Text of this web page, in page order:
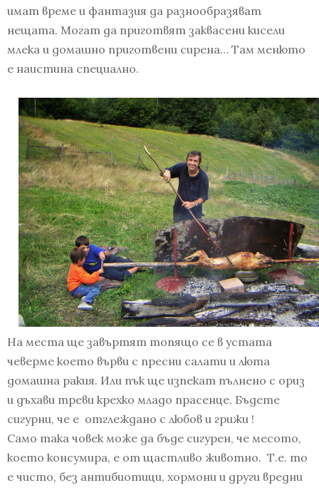
имат време и фантазия да разнообразяват
нещата. Могат да приготвят заквасени кисели
млека и домашно приготвени сирена… Там менюто
е наистина специално.
На места ще завъртят топящо се в устата
чеверме което върви с пресни салати и люта
домашна ракия. Или пък ще изпекат пълнено с ориз
и дъхави треви крехко младо прасенце. Бъдете
сигурни, че е отглеждано с любов и грижи !
Само така човек може да бъде сигурен, че месото,
което консумира, е от щастливо животно. Т.е. то
е чисто, без антибиотици, хормони и други вредни